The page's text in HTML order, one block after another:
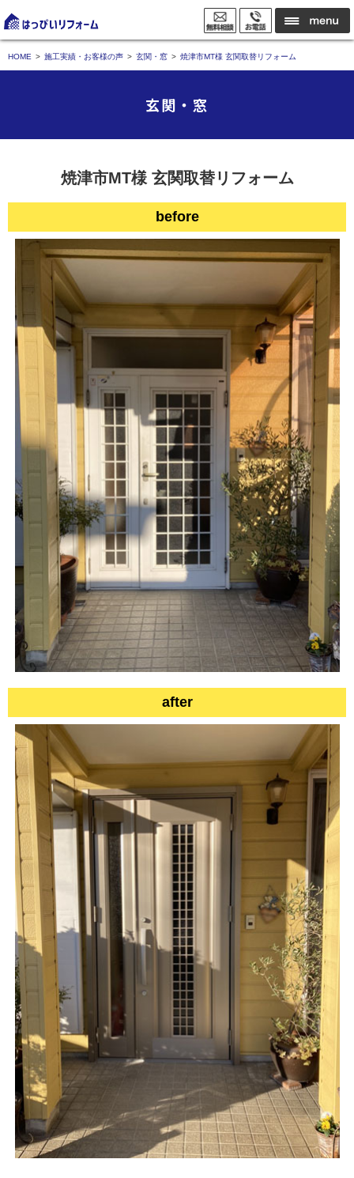
HOME 施工実績・お客様の声 玄関・窓 焼津市MT様 玄関取替リフォーム
玄関・窓
焼津市MT様 玄関取替リフォーム
before
after